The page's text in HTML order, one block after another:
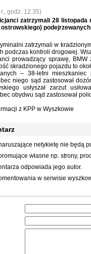
godz. 12.35)
zatrzymali 28 listopada
zatrzymali w
podczas kontroli drogowej.
prowadzący sprawę,
skradzionego pojazdu to
– 38-letni mieszkaniec
niego sąd zastosował
usłyszał zarzut
obydwu sąd zastosował
z KPP w Wyszkowie
netykietę nie będą
własne np. strony,
odpowiada jego autor.
w serwisie